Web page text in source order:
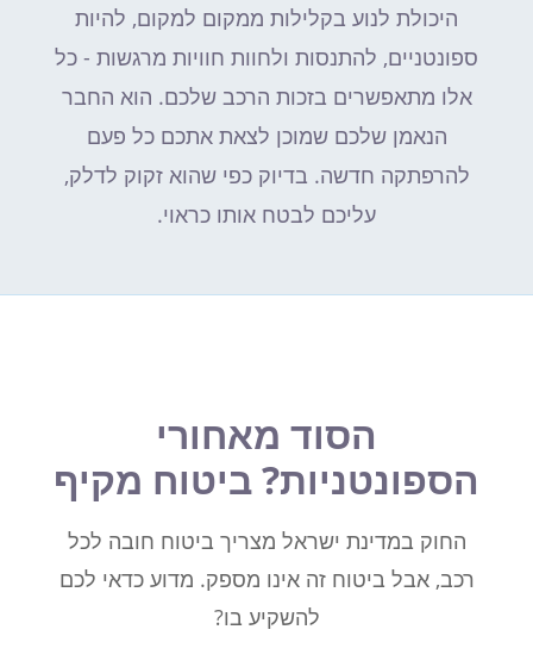
היכולת לנוע בקלילות ממקום למקום, להיות
ספונטניים, להתנסות ולחוות חוויות מרגשות - כל
אלו מתאפשרים בזכות הרכב שלכם. הוא החבר
הנאמן שלכם שמוכן לצאת אתכם כל פעם
להרפתקה חדשה. בדיוק כפי שהוא זקוק לדלק,
עליכם לבטח אותו כראוי.
הסוד מאחורי
הספונטניות? ביטוח מקיף
החוק במדינת ישראל מצריך ביטוח חובה לכל
רכב, אבל ביטוח זה אינו מספק. מדוע כדאי לכם
להשקיע בו?